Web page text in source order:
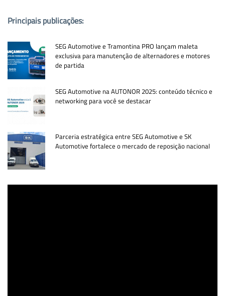
Principais publicações:
SEG Automotive e Tramontina PRO lançam maleta
exclusiva para manutenção de alternadores e motores
de partida
SEG Automotive na AUTONOR 2025: conteúdo técnico e
networking para você se destacar
Parceria estratégica entre SEG Automotive e SK
Automotive fortalece o mercado de reposição nacional